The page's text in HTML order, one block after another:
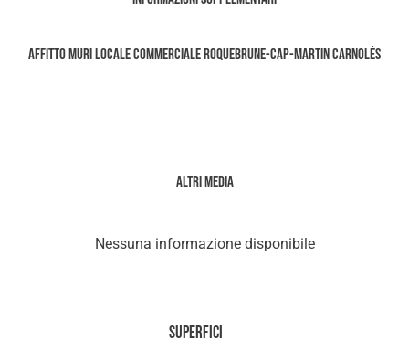
Affitto Muri locale commerciale Roquebrune-Cap-Martin Carnolès
Altri media
Nessuna informazione disponibile
Superfici